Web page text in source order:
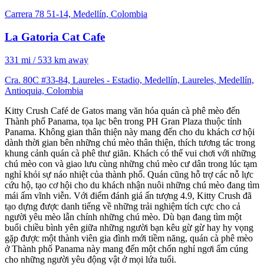
Carrera 78 51-14, Medellín, Colombia
La Gatoria Cat Cafe
331 mi / 533 km away
Cra. 80C #33-84, Laureles - Estadio, Medellín, Laureles, Medellín,
Antioquia, Colombia
Kitty Crush Café de Gatos mang văn hóa quán cà phê mèo đến
Thành phố Panama, tọa lạc bên trong PH Gran Plaza thuộc tỉnh
Panama. Không gian thân thiện này mang đến cho du khách cơ hội
dành thời gian bên những chú mèo thân thiện, thích tương tác trong
khung cảnh quán cà phê thư giãn. Khách có thể vui chơi với những
chú mèo con và giao lưu cùng những chú mèo cư dân trong lúc tạm
nghỉ khỏi sự náo nhiệt của thành phố. Quán cũng hỗ trợ các nỗ lực
cứu hộ, tạo cơ hội cho du khách nhận nuôi những chú mèo đang tìm
mái ấm vĩnh viễn. Với điểm đánh giá ấn tượng 4.9, Kitty Crush đã
tạo dựng được danh tiếng về những trải nghiệm tích cực cho cả
người yêu mèo lẫn chính những chú mèo. Dù bạn đang tìm một
buổi chiều bình yên giữa những người bạn kêu gừ gừ hay hy vọng
gặp được một thành viên gia đình mới tiềm năng, quán cà phê mèo
ở Thành phố Panama này mang đến một chốn nghỉ ngơi ấm cúng
cho những người yêu động vật ở mọi lứa tuổi.